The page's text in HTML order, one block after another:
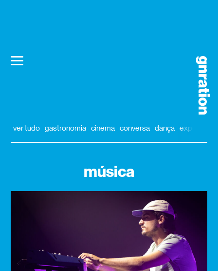
ver tudo gastronomia cinema conversa dança exposição
música